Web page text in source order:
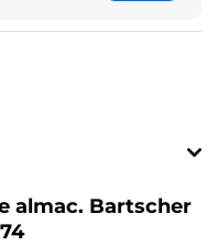
almac. Bartscher